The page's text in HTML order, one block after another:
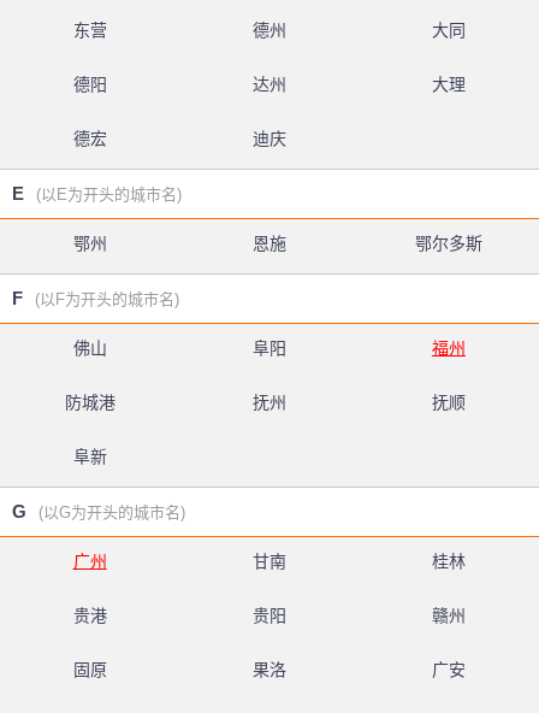
东营 德州 大同
德阳 达州 大理
德宏 迪庆
E (以E为开头的城市名)
鄂州 恩施 鄂尔多斯
F (以F为开头的城市名)
佛山 阜阳 福州
防城港 抚州 抚顺
阜新
G (以G为开头的城市名)
广州 甘南 桂林
贵港 贵阳 赣州
固原 果洛 广安